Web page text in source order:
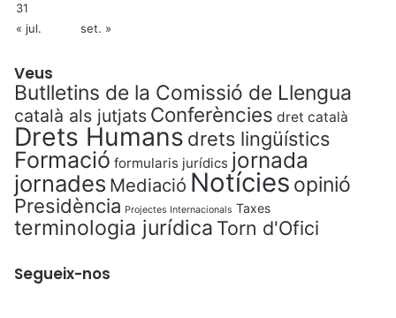
31
« jul.
set. »
Veus
Butlletins de la Comissió de Llengua
català als jutjats Conferències dret català
Drets Humans drets lingüístics
Formació formularis jurídics jornada
jornades Mediació Notícies opinió
Presidència Projectes Internacionals Taxes
terminologia jurídica Torn d'Ofici
Segueix-nos